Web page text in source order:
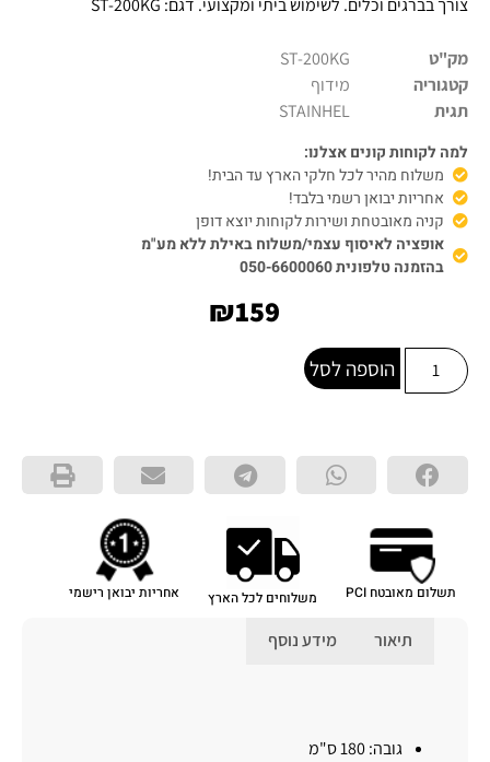
מק"ט
ST-200KG
קטגוריה
מידוף
תגית
STAINHEL
למה לקוחות קונים אצלנו:
משלוח מהיר לכל חלקי הארץ עד הבית!
אחריות יבואן רשמי בלבד!
קניה מאובטחת ושירות לקוחות יוצא דופן
אופציה לאיסוף עצמי/משלוח באילת ללא מע"מ
בהזמנה טלפונית 050-6600060
₪159
הוספה לסל
תשלום מאובטח PCI משלוחים לכל הארץ אחריות יבואן רישמי
תיאור מידע נוסף
גובה: 180 ס"מ